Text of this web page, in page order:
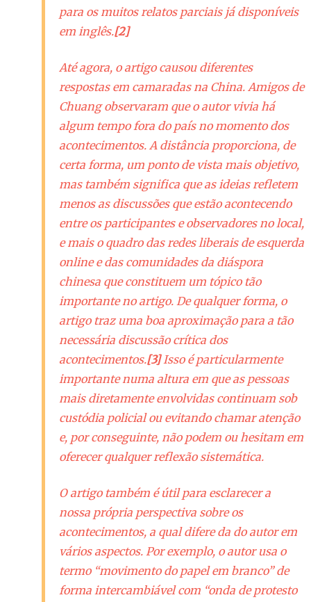
para os muitos relatos parciais já disponíveis
em inglês.[2]
Até agora, o artigo causou diferentes
respostas em camaradas na China. Amigos de
Chuang observaram que o autor vivia há
algum tempo fora do país no momento dos
acontecimentos. A distância proporciona, de
certa forma, um ponto de vista mais objetivo,
mas também significa que as ideias refletem
menos as discussões que estão acontecendo
entre os participantes e observadores no local,
e mais o quadro das redes liberais de esquerda
onlinee das comunidades da diáspora
chinesa que constituem um tópico tão
importante no artigo. De qualquer forma, o
artigo traz uma boa aproximação para a tão
necessária discussão crítica dos
acontecimentos.[3]Isso é particularmente
importante numa altura em que as pessoas
mais diretamente envolvidas continuam sob
custódia policial ou evitando chamar atenção
e, por conseguinte, não podem ou hesitam em
oferecer qualquer reflexão sistemática.
O artigo também é útil para esclarecer a
nossa própria perspectiva sobre os
acontecimentos, a qual difere da do autor em
vários aspectos. Por exemplo, o autor usa o
termo “movimento do papel em branco” de
forma intercambiável com “onda de protesto